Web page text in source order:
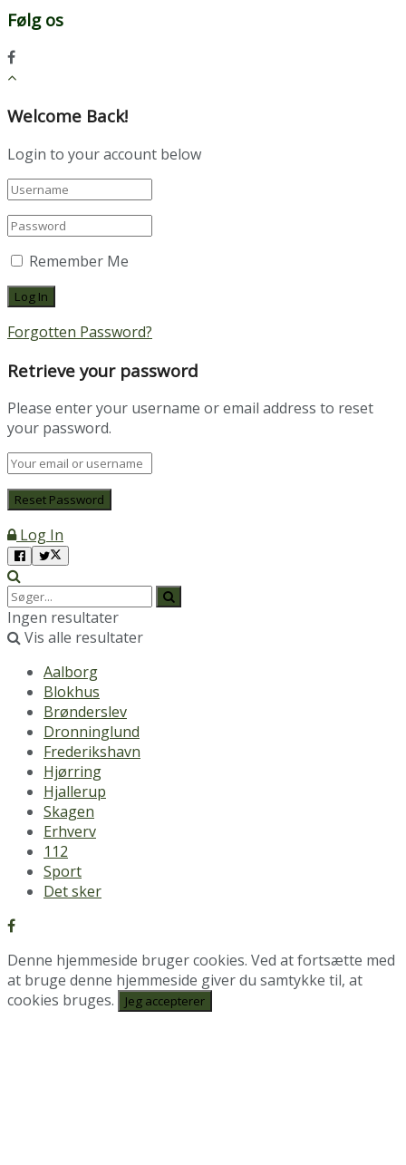
Følg os
Welcome Back!
Login to your account below
Remember Me
Forgotten Password?
Retrieve your password
Please enter your username or email address to reset
your password.
Log In
Ingen resultater
Vis alle resultater
Aalborg
Blokhus
Brønderslev
Dronninglund
Frederikshavn
Hjørring
Hjallerup
Skagen
Erhverv
112
Sport
Det sker
Denne hjemmeside bruger cookies. Ved at fortsætte med
at bruge denne hjemmeside giver du samtykke til, at
cookies bruges.
Jeg accepterer